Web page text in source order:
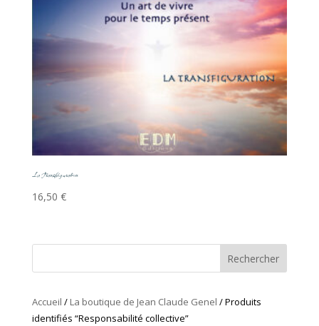
La Transfiguration
16,50 €
Rechercher
Accueil / La boutique de Jean Claude Genel / Produits
identifiés “Responsabilité collective”